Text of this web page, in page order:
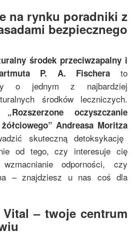
na rynku poradniki z
bezpiecznego
środek przeciwzapalny i
P. A. Fischera to
o jednym z najbardziej
środków leczniczych.
„Rozszerzone oczyszczanie
”Andreasa Moritza
skuteczną detoksykację
od tego, czy interesuje cię
odporności, czy
– znajdziesz u nas coś dla
– twoje centrum